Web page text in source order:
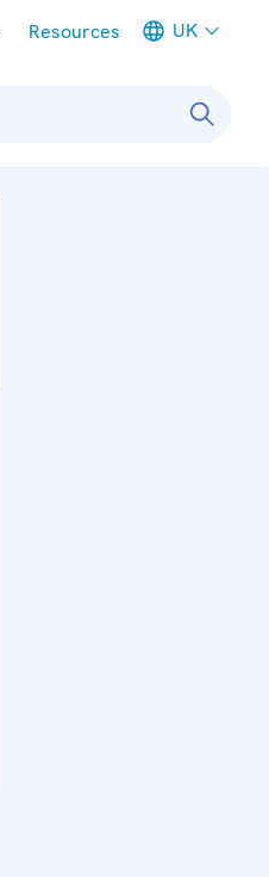
Resources UK